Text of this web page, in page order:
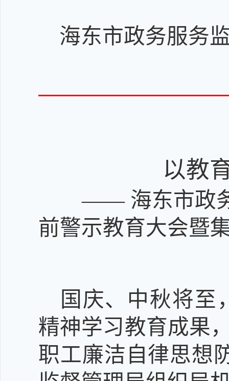
海东市政务服务
以教
—— 海东市政
前警示教育大会暨
国庆、中秋将至
精神学习教育成果
职工廉洁自律思想